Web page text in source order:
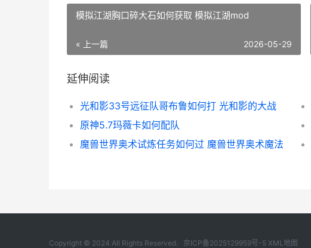
模拟江湖胸口碎大石如何获取 模拟江湖mod
« 上一篇 2026-05-29
延伸阅读
光和影33号远征队哥布鲁如何打 光和影的大战
原神5.7玛薇卡如何配队
魔兽世界奥术试炼任务如何过 魔兽世界奥术魔法
Copyright © 2024 All Rights Reserved. 京ICP备2025129959号-5 XML地图